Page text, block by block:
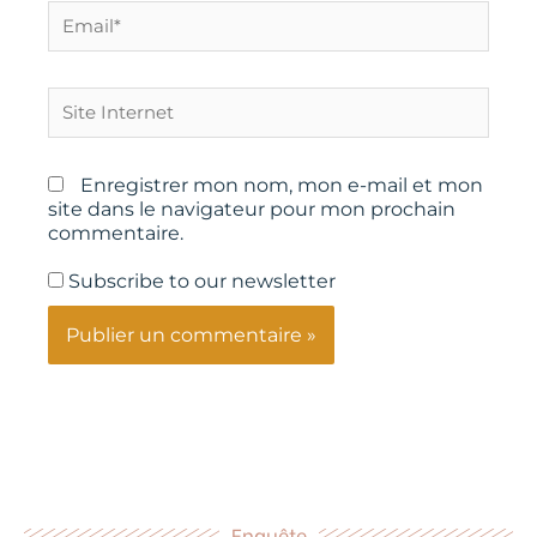
Internet
Enregistrer mon nom, mon e-mail et mon
site dans le navigateur pour mon prochain
commentaire.
Subscribe to our newsletter